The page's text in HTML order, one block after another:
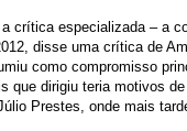
crítica especializada – a
disse uma crítica de
como compromisso
dirigiu teria motivos
Prestes, onde mais